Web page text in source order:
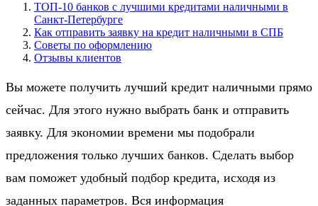
ТОП-10 банков с лучшими кредитами наличными в
Санкт-Петербурге
Как отправить заявку на кредит наличными в СПБ
Советы по оформлению
Отзывы клиентов
Вы можете получить лучший кредит наличными прямо
сейчас. Для этого нужно выбрать банк и отправить
заявку. Для экономии времени мы подобрали
предложения только лучших банков. Сделать выбор
вам поможет удобный подбор кредита, исходя из
заданных параметров. Вся информация